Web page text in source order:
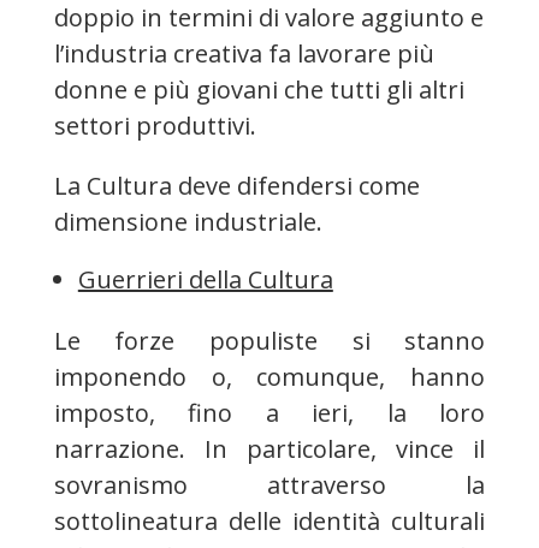
doppio in termini di valore aggiunto e
l’industria creativa fa lavorare più
donne e più giovani che tutti gli altri
settori produttivi.
La Cultura deve difendersi come
dimensione industriale.
Guerrieri della Cultura
Le forze populiste si stanno
imponendo o, comunque, hanno
imposto, fino a ieri, la loro
narrazione. In particolare, vince il
sovranismo attraverso la
sottolineatura delle identità culturali